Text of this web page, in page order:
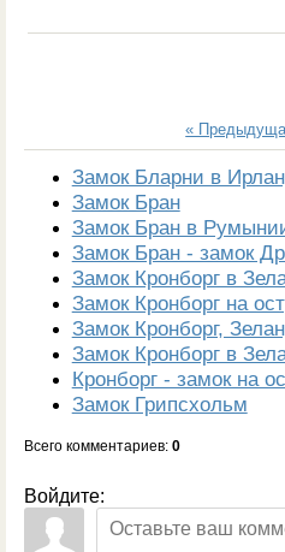
«
Замок Бларни в
Замок Бран
Замок Бран в
Замок Бран - замок
Замок Кронборг в
Замок Кронборг на
Замок Кронборг,
Замок Кронборг в
Кронборг - замок на
Замок Грипсхольм
Всего комментариев: 0
Войдите: